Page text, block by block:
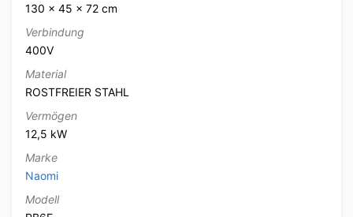
130 × 45 × 72 cm
Verbindung
400V
Material
ROSTFREIER STAHL
Vermögen
12,5 kW
Marke
Naomi
Modell